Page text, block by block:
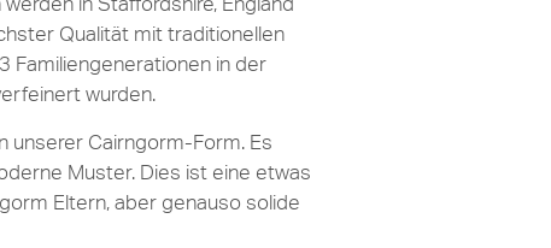
in Staffordshire, England
Qualität mit traditionellen
Familiengenerationen in der
wurden.
unserer Cairngorm-Form. Es
Muster. Dies ist eine etwas
Eltern, aber genauso solide